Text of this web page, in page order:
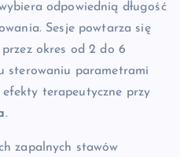
odpowiednią długość
Sesje powtarza się
okres od 2 do 6
sterowaniu parametrami
efekty terapeutyczne przy
.
zapalnych stawów